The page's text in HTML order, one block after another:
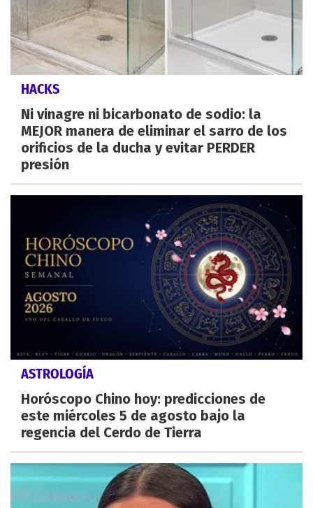
HACKS
Ni vinagre ni bicarbonato de sodio: la
MEJOR manera de eliminar el sarro de los
orificios de la ducha y evitar PERDER
presión
ASTROLOGÍA
Horóscopo Chino hoy: predicciones de
este miércoles 5 de agosto bajo la
regencia del Cerdo de Tierra